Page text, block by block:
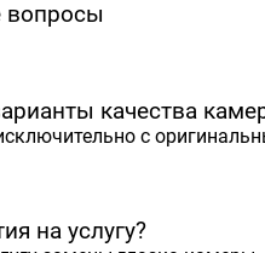
вопросы
качества
с
на услугу?